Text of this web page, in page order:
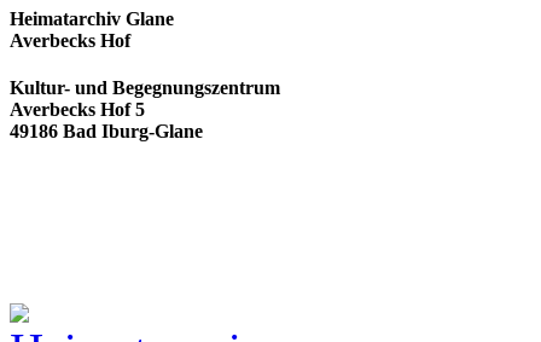
Heimatarchiv Glane
Averbecks Hof
Kultur- und Begegnungszentrum
Averbecks Hof 5
49186 Bad Iburg-Glane